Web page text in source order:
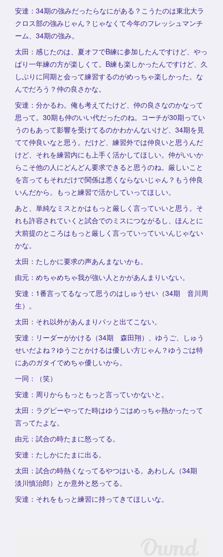
安達：34期の強みだったらなにがある？こうたのは東北大ラ
クロス部の強みじゃん？じゃなくて今年のフレッシュマンチ
ーム、34期の強み。
太田：感じたのは、夏オフでB練に参加したんですけど、やっ
ぱり一年練の方が楽しくて。B練も楽しかったんですけど、久
しぶりに同期と会って練習するのがめっちゃ楽しかった。な
んでだろう？仲の良さかな。
安達：分かるわ。俺も考えてたけど、仲の良さなのかなって
思って。30期も仲のいい代だったのね。コーチが30期ってい
うのもあって影響を受けてるのかわかんないけど、34期を見
てて仲良いなと思う。だけど、練習外では仲良いと思うんだ
けど、それを練習内にも上手く活かしてほしい。仲がいいか
らこそ他の人にどんどん要求できると思うのね。厳しいこと
を言ってもそれだけで関係は悪くならないじゃん？もう仲良
いんだから。もっと練習で活かしていってほしい。
あと、単純なミスとかはもっと厳しく言っていいと思う。そ
れも許容されていくと試合でのミスにつながるし、ほんとに
大前提のところはもっと厳しく言っていっていいんじゃない
かな。
太田：たしかに要求の声あんまないかも。
由元：めちゃめちゃ我が強い人とかがあんまりいない。
安達：1番言ってるなって思うのはしゅうせい（34期 音川周
生）。
太田：それ以外があんまりパッと出てこない。
安達：リーダーがかける（34期 森田翔）、ゆうご、しゅう
せいだよね？ゆうごとかけるは優しい方じゃん？ゆうごは特
にあのガタイでめちゃ優しいから。
一同：（笑）
安達：周りからもっともっと言っていかないと。
太田：ラグビーやってた時はゆうごはめっちゃ熱かったって
言ってたよな。
由元：試合の時たまに怒ってる。
安達：たしかにたまに出る。
太田：試合の時熱くなってるやつはいる。あわしん（34期
淡川慎治郎）とか意外と怒ってる。
安達：それをもっと練習に持ってきてほしいな。